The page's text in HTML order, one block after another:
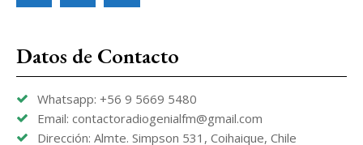
Datos de Contacto
Whatsapp: +56 9 5669 5480
Email: contactoradiogenialfm@gmail.com
Dirección: Almte. Simpson 531, Coihaique, Chile